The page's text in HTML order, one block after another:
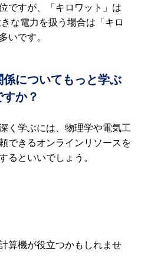
ですが、「キロワット」は
な電力を扱う場合は「キロ
いです。
についてもっと学ぶ
か？
く学ぶには、物理学や電気工
できるオンラインリソースを
るといいでしょう。
算機が役立つかもしれませ